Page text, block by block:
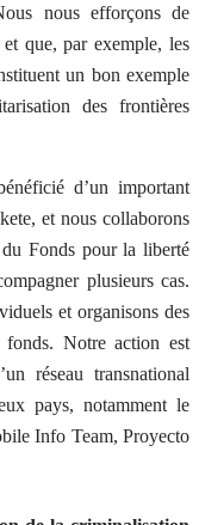
nous efforçons de
que, par exemple, les
un bon exemple
des frontières
d’un important
et nous collaborons
Fonds pour la liberté
plusieurs cas.
et organisons des
fonds. Notre action est
réseau transnational
pays, notamment le
Info Team, Proyecto